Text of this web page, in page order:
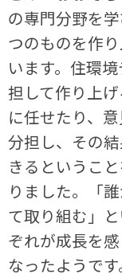
の専門分野を
つのものを作
います。住環
担して作り上
に任せたり、
分担し、その
きるというこ
りました。「
て取り組む」
ぞれが成長を
なったようです